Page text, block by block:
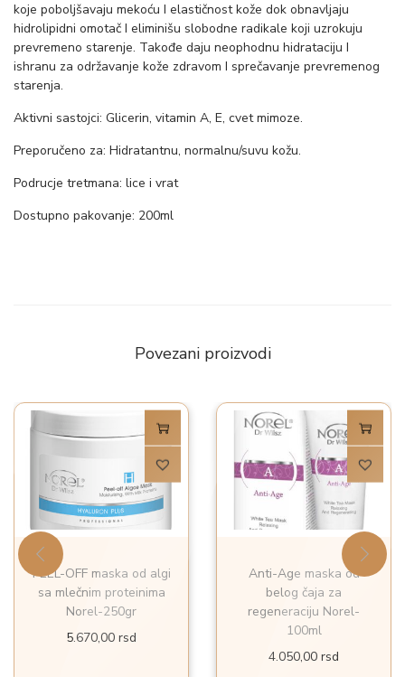
koje poboljšavaju mekoću I elastičnost kože dok obnavljaju
hidrolipidni omotač I eliminišu slobodne radikale koji uzrokuju
prevremeno starenje. Takođe daju neophodnu hidrataciju I
ishranu za održavanje kože zdravom I sprečavanje prevremenog
starenja.
Aktivni sastojci: Glicerin, vitamin A, E, cvet mimoze.
Preporučeno za: Hidratantnu, normalnu/suvu kožu.
Podrucje tretmana: lice i vrat
Dostupno pakovanje: 200ml
Povezani proizvodi
PEEL-OFF maska od algi
sa mlečnim proteinima
Norel-250gr
5.670,00 rsd
Anti-Age maska od
belog čaja za
regeneraciju Norel-
100ml
4.050,00 rsd